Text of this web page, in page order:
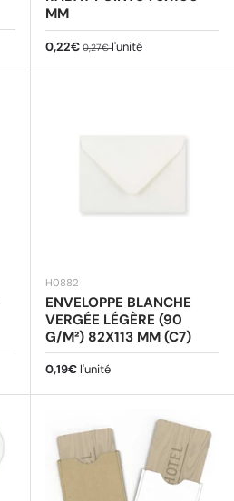
MM
Prix soldé
0,22€ Prix habituel
0,27€l'unité
H0882
ENVELOPPE BLANCHE
VERGÉE LÉGÈRE (90
G/M²) 82X113 MM (C7)
Prix habituel
0,19€ l'unité